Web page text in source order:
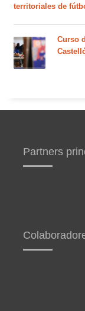
territoriales de
Curso
Partners